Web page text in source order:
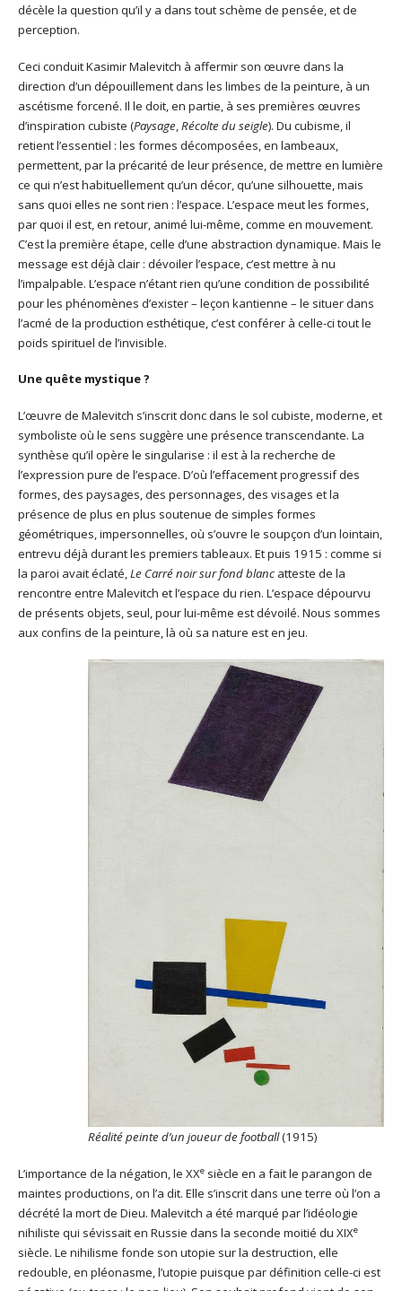
décèle la question qu’il y a dans tout schème de pensée, et de
perception.
Ceci conduit Kasimir Malevitch à affermir son œuvre dans la
direction d’un dépouillement dans les limbes de la peinture, à un
ascétisme forcené. Il le doit, en partie, à ses premières œuvres
d’inspiration cubiste (Paysage,Récolte du seigle). Du cubisme, il
retient l’essentiel : les formes décomposées, en lambeaux,
permettent, par la précarité de leur présence, de mettre en lumière
ce qui n’est habituellement qu’un décor, qu’une silhouette, mais
sans quoi elles ne sont rien : l’espace. L’espace meut les formes,
par quoi il est, en retour, animé lui-même, comme en mouvement.
C’est la première étape, celle d’une abstraction dynamique. Mais le
message est déjà clair : dévoiler l’espace, c’est mettre à nu
l’impalpable. L’espace n’étant rien qu’une condition de possibilité
pour les phénomènes d’exister – leçon kantienne – le situer dans
l’acmé de la production esthétique, c’est conférer à celle-ci tout le
poids spirituel de l’invisible.
Une quête mystique ?
L’œuvre de Malevitch s’inscrit donc dans le sol cubiste, moderne, et
symboliste où le sens suggère une présence transcendante. La
synthèse qu’il opère le singularise : il est à la recherche de
l’expression pure de l’espace. D’où l’effacement progressif des
formes, des paysages, des personnages, des visages et la
présence de plus en plus soutenue de simples formes
géométriques, impersonnelles, où s’ouvre le soupçon d’un lointain,
entrevu déjà durant les premiers tableaux. Et puis 1915 : comme si
la paroi avait éclaté,Le Carré noir sur fond blanc atteste de la
rencontre entre Malevitch et l’espace du rien. L’espace dépourvu
de présents objets, seul, pour lui-même est dévoilé. Nous sommes
aux confins de la peinture, là où sa nature est en jeu.
Réalité peinte d’un joueur de football(1915)
L’importance de la négation, le XXe siècle en a fait le parangon de
maintes productions, on l’a dit. Elle s’inscrit dans une terre où l’on a
décrété la mort de Dieu. Malevitch a été marqué par l’idéologie
nihiliste qui sévissait en Russie dans la seconde moitié du XIXe
siècle. Le nihilisme fonde son utopie sur la destruction, elle
redouble, en pléonasme, l’utopie puisque par définition celle-ci est